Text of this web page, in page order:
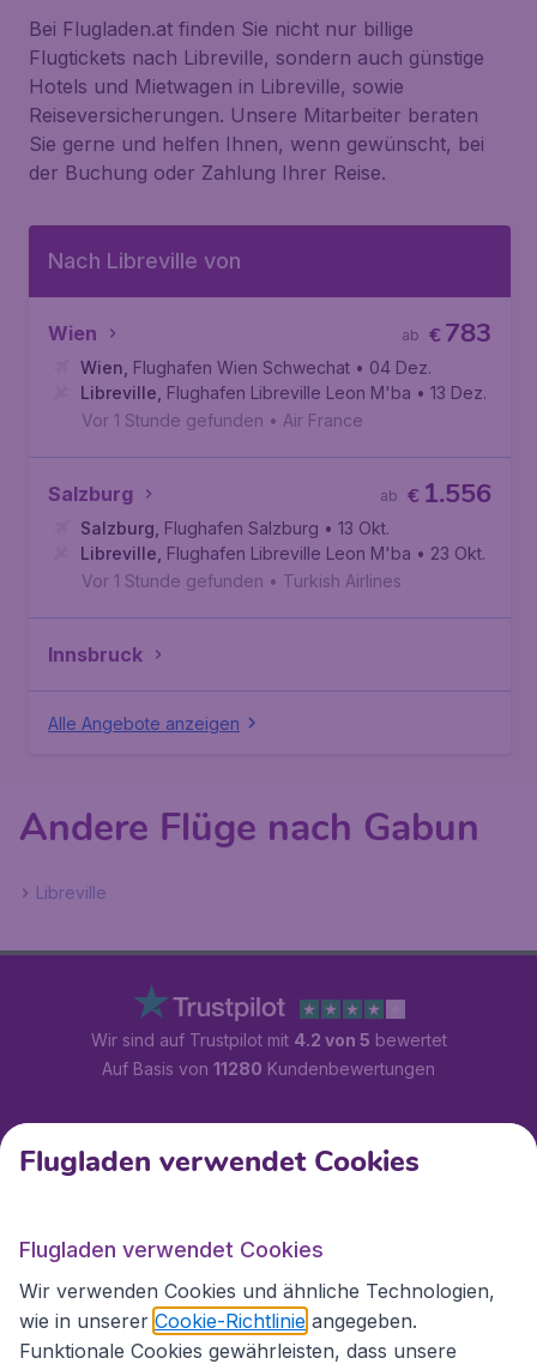
Bei Flugladen.at finden Sie nicht nur billige
Flugtickets nach Libreville, sondern auch günstige
Hotels und Mietwagen in Libreville, sowie
Reiseversicherungen. Unsere Mitarbeiter beraten
Sie gerne und helfen Ihnen, wenn gewünscht, bei
der Buchung oder Zahlung Ihrer Reise.
Nach Libreville von
Wien €783
ab
Wien Flughafen Wien Schwechat • 04 Dez.
Libreville Flughafen Libreville Leon M'ba • 13 Dez.
Vor 1 Stunde gefunden • Air France
Salzburg € 1.556
ab
Salzburg Flughafen Salzburg • 13 Okt.
Libreville Flughafen Libreville Leon M'ba • 23 Okt.
Vor 1 Stunde gefunden • Turkish Airlines
Innsbruck
Alle Angebote anzeigen
Andere Flüge nach Gabun
Libreville
Wir sind auf Trustpilot mit 4.2 von 5 bewertet
Auf Basis von 11280 Kundenbewertungen
Kundenservice
Flugladen.at
Internationale Webseiten
Flugladen verwendet Cookies
Flugladen verwendet Cookies
Wir verwenden Cookies und ähnliche Technologien,
wie in unserer Cookie-Richtlinie angegeben.
Funktionale Cookies gewährleisten, dass unsere